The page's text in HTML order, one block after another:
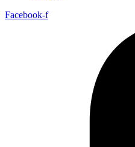
Facebook-f